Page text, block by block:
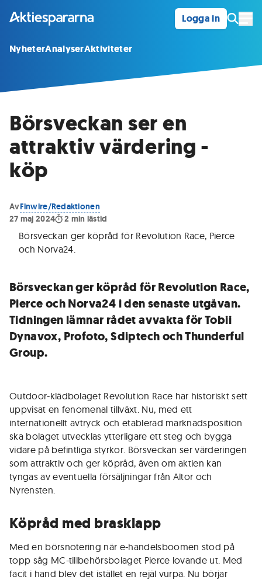
Logga in
NyheterAnalyserAktiviteter
Börsveckan ser en
attraktiv värdering -
köp
AvFinwire/Redaktionen
27 maj 2024
2 min lästid
Börsveckan ger köpråd för Revolution Race, Pierce
och Norva24.
Börsveckan ger köpråd för Revolution Race,
Pierce och Norva24 i den senaste utgåvan.
Tidningen lämnar rådet avvakta för Tobii
Dynavox, Profoto, Sdiptech och Thunderful
Group.
Outdoor-klädbolaget Revolution Race har historiskt sett
uppvisat en fenomenal tillväxt. Nu, med ett
internationellt avtryck och etablerad marknadsposition
ska bolaget utvecklas ytterligare ett steg och bygga
vidare på befintliga styrkor. Börsveckan ser värderingen
som attraktiv och ger köpråd, även om aktien kan
tyngas av eventuella försäljningar från Altor och
Nyrensten.
Köpråd med brasklapp
Med en börsnotering när e-handelsboomen stod på
topp såg MC-tillbehörsbolaget Pierce lovande ut. Med
facit i hand blev det istället en rejäl vurpa. Nu börjar